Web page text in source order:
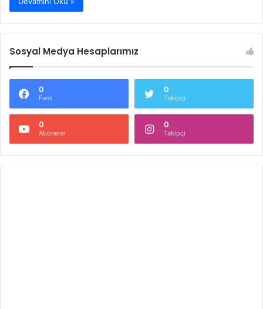
Sosyal Medya Hesaplarımız
0
Fans
0
Takipçi
0
Aboneler
0
Takipçi